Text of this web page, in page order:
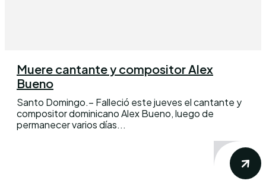
Muere cantante y compositor Alex
Bueno
Santo Domingo.– Falleció este jueves el cantante y
compositor dominicano Alex Bueno, luego de
permanecer varios días...